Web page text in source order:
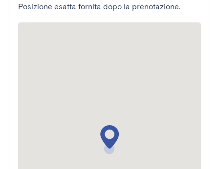
Posizione esatta fornita dopo la prenotazione.